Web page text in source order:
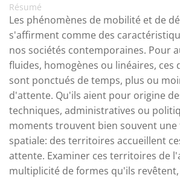
Résumé
Les phénomènes de mobilité et de
s'affirment comme des
nos sociétés contemporaines. Pour
fluides, homogènes ou linéaires, ces
sont ponctués de temps, plus ou
d'attente. Qu'ils aient pour origine
techniques, administratives ou
moments trouvent bien souvent
spatiale: des territoires accueillent
attente. Examiner ces territoires de
multiplicité de formes qu'ils